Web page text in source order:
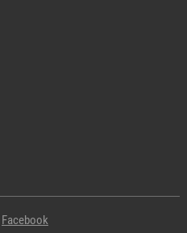
Facebook